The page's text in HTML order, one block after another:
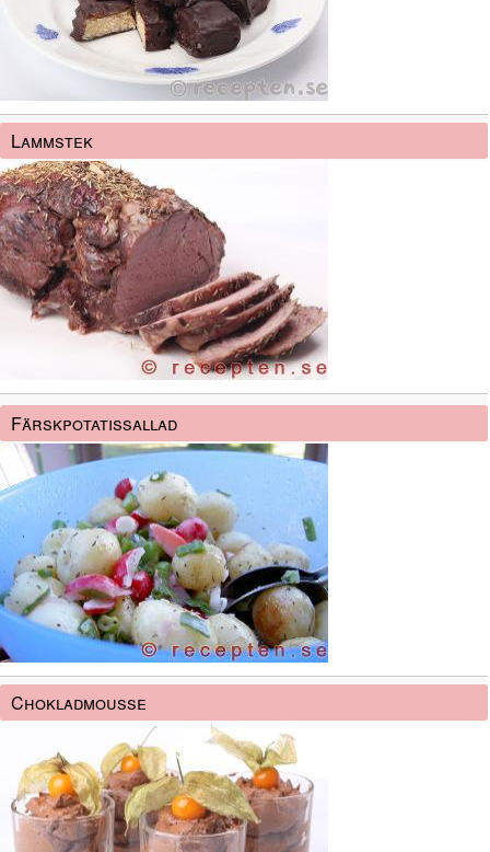
Lammstek
Färskpotatissallad
Chokladmousse